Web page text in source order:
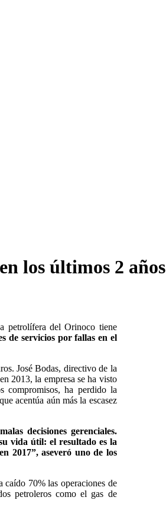
los últimos 2 años
petrolífera del Orinoco tiene
de servicios por fallas en el
José Bodas, directivo de la
2013, la empresa se ha visto
compromisos, ha perdido la
acentúa aún más la escasez
decisiones gerenciales.
vida útil: el resultado es la
2017”, aseveró uno de los
70% las operaciones de
petroleros como el gas de